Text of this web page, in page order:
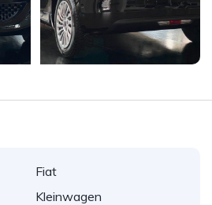
Fiat
Kleinwagen